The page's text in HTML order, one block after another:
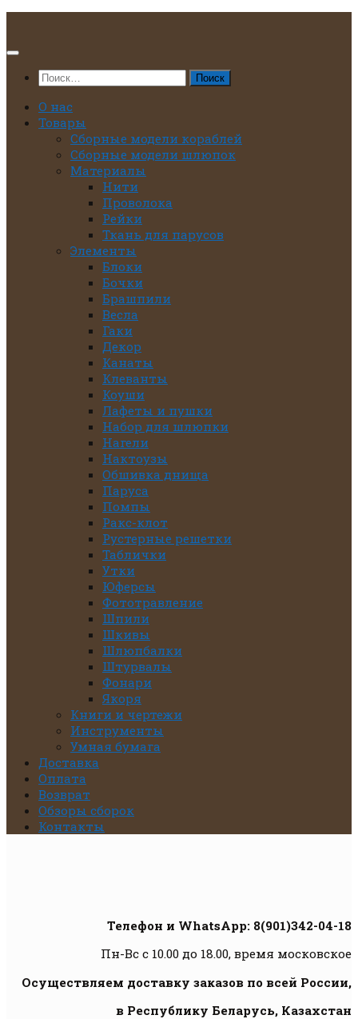
содержимому
Найти:
О нас
Товары
Сборные модели кораблей
Сборные модели шлюпок
Материалы
Нити
Проволока
Рейки
Ткань для парусов
Элементы
Блоки
Бочки
Брашпили
Весла
Гаки
Декор
Канаты
Клеванты
Коуши
Лафеты и пушки
Набор для шлюпки
Нагели
Нактоузы
Обшивка днища
Паруса
Помпы
Ракс-клот
Рустерные решетки
Таблички
Утки
Юферсы
Фототравление
Шпили
Шкивы
Шлюпбалки
Штурвалы
Фонари
Якоря
Книги и чертежи
Инструменты
Умная бумага
Доставка
Оплата
Возврат
Обзоры сборок
Контакты
Телефон и WhatsApp: 8(901)342-04-18
Пн-Вс с 10.00 до 18.00, время московское
Осуществляем доставку заказов по всей России,
в Республику Беларусь, Казахстан